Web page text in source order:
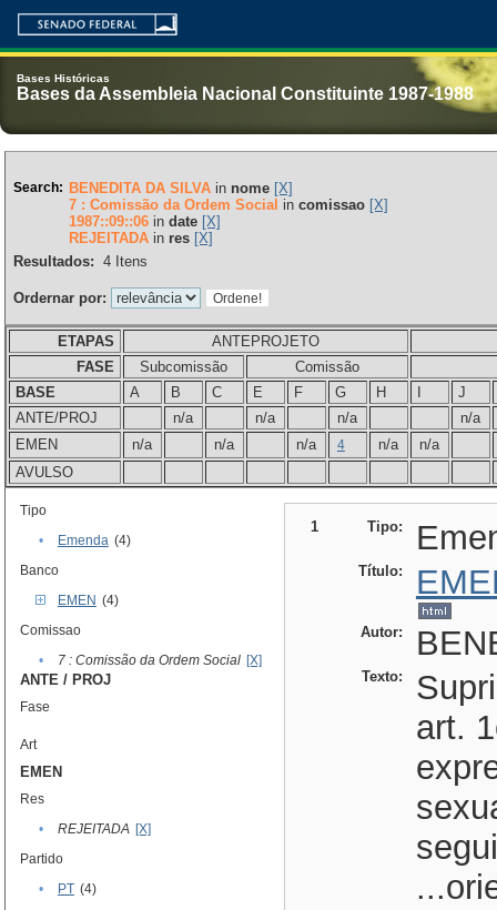
Bases Históricas
Bases da Assembleia Nacional Constituinte 1987-1988
Search: BENEDITA DA SILVAin nome [X]
7 : Comissão da Ordem Social in comissao [X]
1987::09::06in date [X]
REJEITADAin res [X]
Resultados: 4Itens
Ordernar por:
ETAPAS
ANTEPROJETO
FASE
Subcomissão
Comissão
BASE
A B C E F G H
J
ANTE/PROJ
n/a n/a n/a
n/a
EMEN
n/a n/a n/a 4 n/a
n/a
AVULSO
Tipo
•
Emenda (4)
Banco
EMEN (4)
Comissao
•
7 : Comissão da Ordem Social [X]
ANTE / PROJ
Fase
Art
EMEN
Res
•
REJEITADA [X]
Partido
•
PT (4)
1 Tipo:
Título:
Autor:
Texto:
art.